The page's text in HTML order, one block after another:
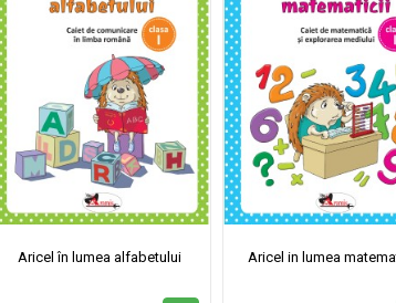
Aricel în lumea alfabetului Aricel in lumea